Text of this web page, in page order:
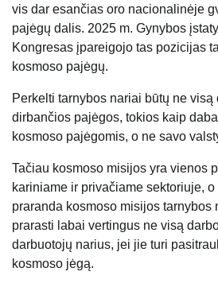
vis dar esančias oro nacionalinėje
pajėgų dalis. 2025 m. Gynybos
Kongresas įpareigojo tas pozicijas
kosmoso pajėgų.
Perkelti tarnybos nariai būtų ne visą
dirbančios pajėgos, tokios kaip
kosmoso pajėgomis, o ne savo
Tačiau kosmoso misijos yra vienos
kariniame ir privačiame sektoriuje,
praranda kosmoso misijos tarnybos
prarasti labai vertingus ne visą
darbuotojų narius, jei jie turi
kosmoso jėgą.